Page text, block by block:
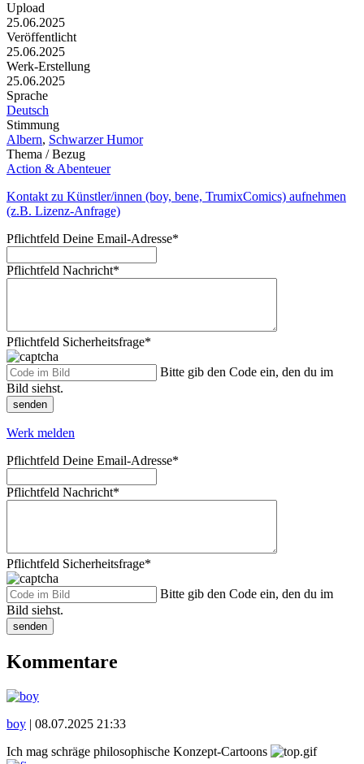
Upload
25.06.2025
Veröffentlicht
25.06.2025
Werk-Erstellung
25.06.2025
Sprache
Deutsch
Stimmung
Albern, Schwarzer Humor
Thema / Bezug
Action & Abenteuer
Kontakt zu Künstler/innen (boy, bene, TrumixComics) aufnehmen
(z.B. Lizenz-Anfrage)
Pflichtfeld Deine Email-Adresse*
Pflichtfeld Nachricht*
Pflichtfeld Sicherheitsfrage*
Bitte gib den Code ein, den du im
Bild siehst.
senden
Werk melden
Pflichtfeld Deine Email-Adresse*
Pflichtfeld Nachricht*
Pflichtfeld Sicherheitsfrage*
Bitte gib den Code ein, den du im
Bild siehst.
senden
Kommentare
boy | 08.07.2025 21:33
Ich mag schräge philosophische Konzept-Cartoons